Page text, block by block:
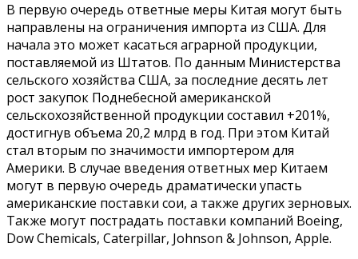
В первую очередь ответные меры Китая могут быть
направлены на ограничения импорта из США. Для
начала это может касаться аграрной продукции,
поставляемой из Штатов. По данным Министерства
сельского хозяйства США, за последние десять лет
рост закупок Поднебесной американской
сельскохозяйственной продукции составил +201%,
достигнув объема 20,2 млрд в год. При этом Китай
стал вторым по значимости импортером для
Америки. В случае введения ответных мер Китаем
могут в первую очередь драматически упасть
американские поставки сои, а также других зерновых.
Также могут пострадать поставки компаний Boeing,
Dow Chemicals, Caterpillar, Johnson & Johnson, Apple.